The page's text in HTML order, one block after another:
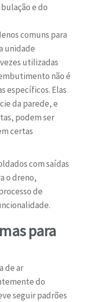
e do
comuns para
unidade
utilizadas
não é
específicos. Elas
da parede, e
podem ser
certas
com saídas
o dreno,
de
para
de ar
do
seguir padrões